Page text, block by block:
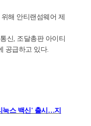
해 안티랜섬웨어 제
신, 조달총판 아이티
공급하고 있다.
눅스 백신' 출시…지